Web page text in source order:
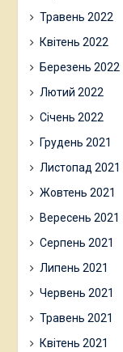
Травень 2022
Квітень 2022
Березень 2022
Лютий 2022
Січень 2022
Грудень 2021
Листопад 2021
Жовтень 2021
Вересень 2021
Серпень 2021
Липень 2021
Червень 2021
Травень 2021
Квітень 2021